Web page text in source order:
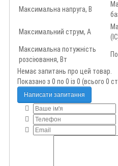
Максимальна напруга, В
Максимальний струм, А
Максимальна потужність
розсіювання, Вт
Немає запитань про цей товар.
Показано з 0 по 0 із 0 (всього 0
Написати запитання